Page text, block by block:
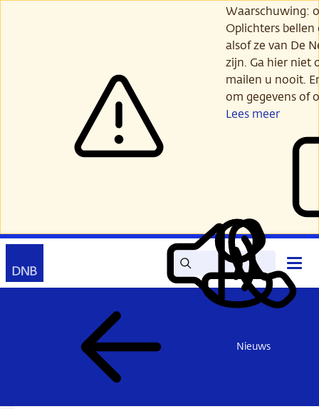
Waarschuwing:
Oplichters
alsof ze van De
zijn. Ga hier niet
mailen u nooit.
om gegevens of
Lees meer
Zoek Lees
voor
Mijn
DNB
Contact
Nieuws